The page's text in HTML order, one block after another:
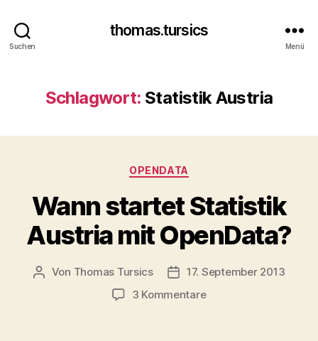
Suchen
thomas.tursics
Menü
Schlagwort: Statistik Austria
Kategorien
OPENDATA
Wann startet Statistik
Austria mit OpenData?
Beitragsautor
Von Thomas Tursics Veröffentlichungsdatum
17. September 2013
3 Kommentarezu